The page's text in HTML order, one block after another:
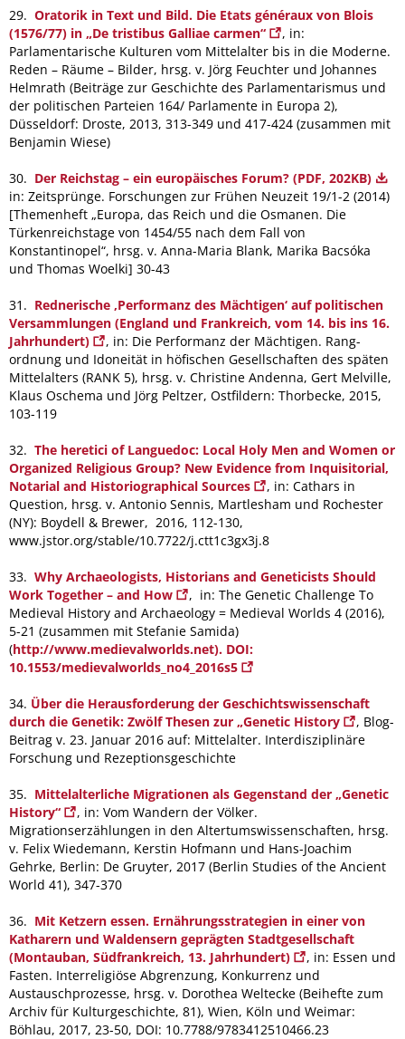
29. Oratorik in Text und Bild. Die Etats généraux von Blois
(1576/77) in „De tristibus Galliae carmen“
, in:
Parlamentarische Kulturen vom Mittelalter bis in die Moderne.
Reden – Räume – Bilder, hrsg. v. Jörg Feuchter und Johannes
Helmrath (Beiträge zur Geschichte des Parlamentarismus und
der politischen Parteien 164/ Parlamente in Europa 2),
Düsseldorf: Droste, 2013, 313-349 und 417-424 (zusammen mit
Benjamin Wiese)
30. Der Reichstag – ein europäisches Forum? (PDF, 202KB)
in: Zeitsprünge. Forschungen zur Frühen Neuzeit 19/1-2 (2014)
[Themenheft „Europa, das Reich und die Osmanen. Die
Türken­reichstage von 1454/55 nach dem Fall von
Konstantinopel“, hrsg. v. Anna-Maria Blank, Marika Bacsóka
und Thomas Woelki] 30-43
31. Rednerische ‚Performanz des Mächtigen‘ auf politischen
Versammlungen (England und Frankreich, vom 14. bis ins 16.
Jahrhundert)
, in: Die Performanz der Mächtigen. Rang­
ordnung und Idoneität in höfischen Gesellschaften des späten
Mittelalters (RANK 5), hrsg. v. Christine Andenna, Gert Melville,
Klaus Oschema und Jörg Peltzer, Ostfildern: Thorbecke, 2015,
103-119
32. The heretici of Languedoc: Local Holy Men and Women or
Organized Religious Group? New Evidence from Inquisitorial,
Notarial and Historiographical Sources
, in: Cathars in
Question, hrsg. v. Antonio Sennis, Martlesham und Rochester
(NY): Boydell & Brewer, 2016, 112-130,
www.jstor.org/stable/10.7722/j.ctt1c3gx3j.8
33. Why Archaeologists, Historians and Geneticists Should
Work Together – and How
, in: The Genetic Challenge To
Medieval History and Archaeology = Medieval Worlds 4 (2016),
5-21 (zusammen mit Stefanie Samida)
(http://www.medievalworlds.net). DOI:
10.1553/medievalworlds_no4_2016s5
34. Über die Herausforderung der Geschichtswissenschaft
durch die Genetik: Zwölf Thesen zur „Genetic History
, Blog-
Beitrag v. 23. Januar 2016 auf: Mittelalter. Interdisziplinäre
Forschung und Rezeptionsgeschichte
35. Mittelalterliche Migrationen als Gegenstand der „Genetic
History“
, in: Vom Wandern der Völker.
Migrationserzählungen in den Altertumswissenschaften, hrsg.
v. Felix Wiede­mann, Kerstin Hofmann und Hans-Joachim
Gehrke, Berlin: De Gruyter, 2017 (Berlin Studies of the Ancient
World 41), 347-370
36. Mit Ketzern essen. Ernährungsstrategien in einer von
Katharern und Waldensern geprägten Stadtgesellschaft
(Montauban, Südfrankreich, 13. Jahrhundert)
, in: Essen und
Fasten. Interreligiöse Abgrenzung, Konkurrenz und
Austauschprozesse, hrsg. v. Dorothea Weltecke (Beihefte zum
Archiv für Kulturgeschichte, 81), Wien, Köln und Weimar:
Böhlau, 2017, 23-50, DOI: 10.7788/9783412510466.23